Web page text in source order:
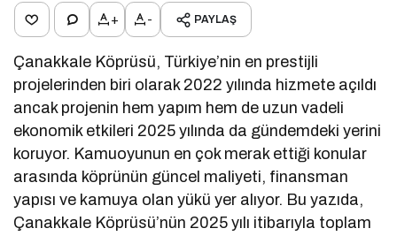
+ - PAYLAŞ
Çanakkale Köprüsü, Türkiye’nin en prestijli
projelerinden biri olarak 2022 yılında hizmete açıldı
ancak projenin hem yapım hem de uzun vadeli
ekonomik etkileri 2025 yılında da gündemdeki yerini
koruyor. Kamuoyunun en çok merak ettiği konular
arasında köprünün güncel maliyeti, finansman
yapısı ve kamuya olan yükü yer alıyor. Bu yazıda,
Çanakkale Köprüsü’nün 2025 yılı itibarıyla toplam